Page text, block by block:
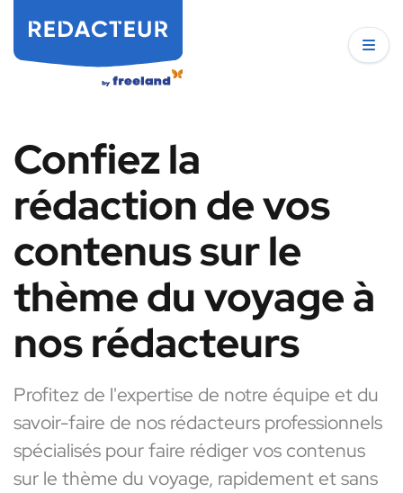
Confiez la
rédaction de vos
contenus sur le
thème du voyage à
nos rédacteurs
Profitez de l'expertise de notre équipe et du
savoir-faire de nos rédacteurs professionnels
spécialisés pour faire rédiger vos contenus
sur le thème du voyage, rapidement et sans